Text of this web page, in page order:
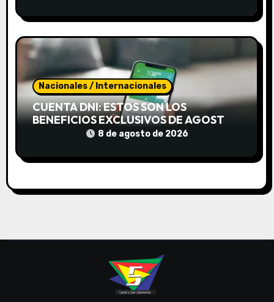
Nacionales / Internacionales
CUENTA DNI: ESTOS SON LOS
BENEFICIOS EXCLUSIVOS DE AGOSTO
PARA AHORRAR DURANTE TODO EL
8 de agosto de 2026